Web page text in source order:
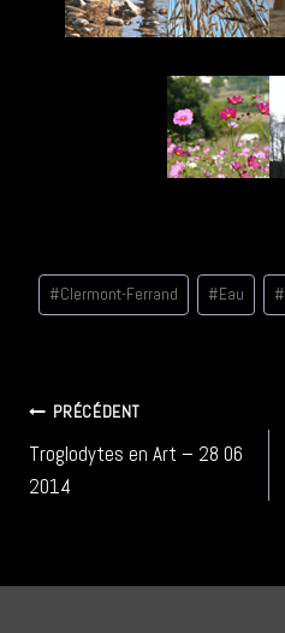
Étiquettes
de
#Clermont-Ferrand #Eau #
Navigation
de
PRÉCÉDENT
Troglodytes en Art – 28 06
2014